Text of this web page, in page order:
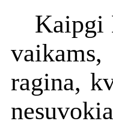
Kaipgi
ragina,